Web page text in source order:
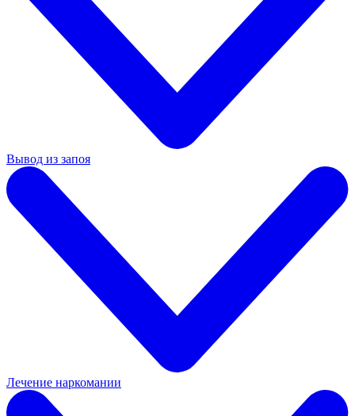
Вывод из запоя
Лечение наркомании